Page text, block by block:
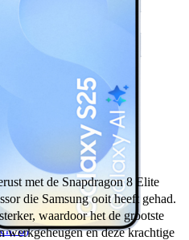
(4a)
(3a) Pro
(3a) Lite
(3)
6)
met de Snapdragon 8 Elite
die Samsung ooit heeft gehad.
waardoor het de grootste
werkgeheugen en deze krachtige